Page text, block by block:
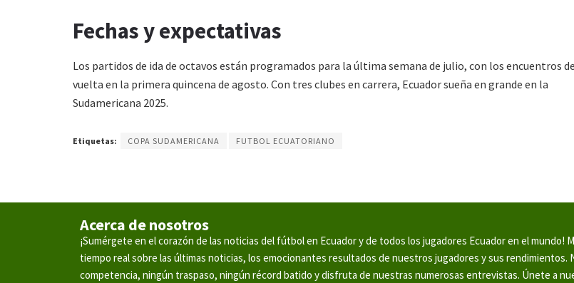
Fechas y expectativas
Los partidos de ida de octavos están programados para la última semana de julio, con los encuentros de
vuelta en la primera quincena de agosto. Con tres clubes en carrera, Ecuador sueña en grande en la
Sudamericana 2025.
Etiquetas: COPA SUDAMERICANA FUTBOL ECUATORIANO
Acerca de nosotros
¡Sumérgete en el corazón de las noticias del fútbol en Ecuador y de todos los jugadores Ecuador en el mundo!
tiempo real sobre las últimas noticias, los emocionantes resultados de nuestros jugadores y sus rendimientos.
competencia, ningún traspaso, ningún récord batido y disfruta de nuestras numerosas entrevistas. Únete a